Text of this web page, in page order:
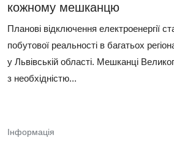
кожному мешканцю
Планові відключення електроенергії
побутової реальності в багатьох
у Львівській області. Мешканці
з необхідністю...
Інформація